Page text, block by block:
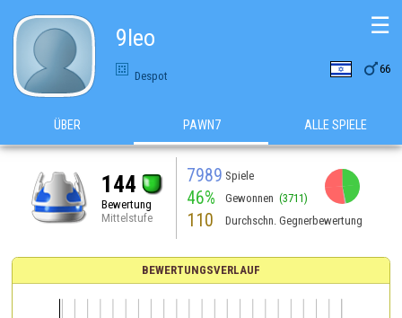
9leo
Despot 66
☰
ÜBER PAWN7 ALLE SPIELE
144
Bewertung
Mittelstufe
7989 Spiele
46% Gewonnen (3711)
110 Durchschn. Gegnerbewertung
BEWERTUNGSVERLAUF